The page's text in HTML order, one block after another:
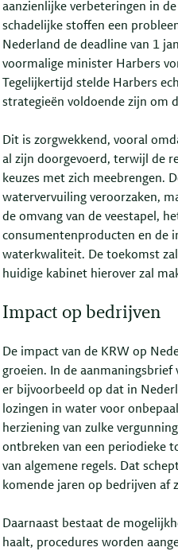
aanzienlijke verbeteringen in
schadelijke stoffen een
Nederland de deadline van 1
voormalige minister Harbers
Tegelijkertijd stelde Harbers
strategieën voldoende zijn om
Dit is zorgwekkend, vooral
al zijn doorgevoerd, terwijl de
keuzes met zich meebrengen.
watervervuiling veroorzaken,
de omvang van de veestapel,
consumentenproducten en de
waterkwaliteit. De toekomst
huidige kabinet hierover zal
Impact op bedrijven
De impact van de KRW op
groeien. In de aanmaningsbrief
er bijvoorbeeld op dat in
lozingen in water voor
herziening van zulke
ontbreken van een periodieke
van algemene regels. Dat
komende jaren op bedrijven af
Daarnaast bestaat de
haalt, procedures worden